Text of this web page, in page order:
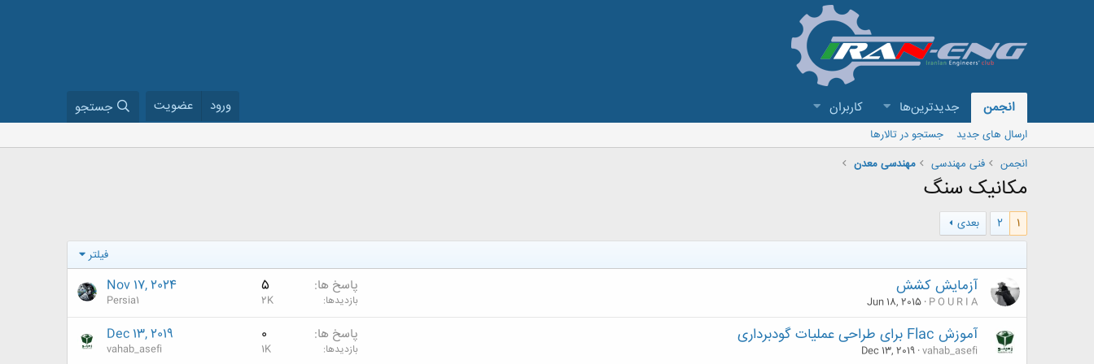
انجمن جدیدترین‌ها کاربران ورود عضویت جستجو
ارسال های جدید
جستجو در تالارها
انجمن
فنی مهندسی مهندسی معدن
مکانیک سنگ
1
2
بعدی
فیلتر
آزمایش کشش
P O U R I A
Jun 18, 2015
پاسخ ها 5
بازدیدها 2K
Nov 17, 2024
Persia1
آموزش Flac برای طراحی عملیات گودبرداری
vahab_asefi
Dec 13, 2019
پاسخ ها 0
بازدیدها 1K
Dec 13, 2019
vahab_asefi